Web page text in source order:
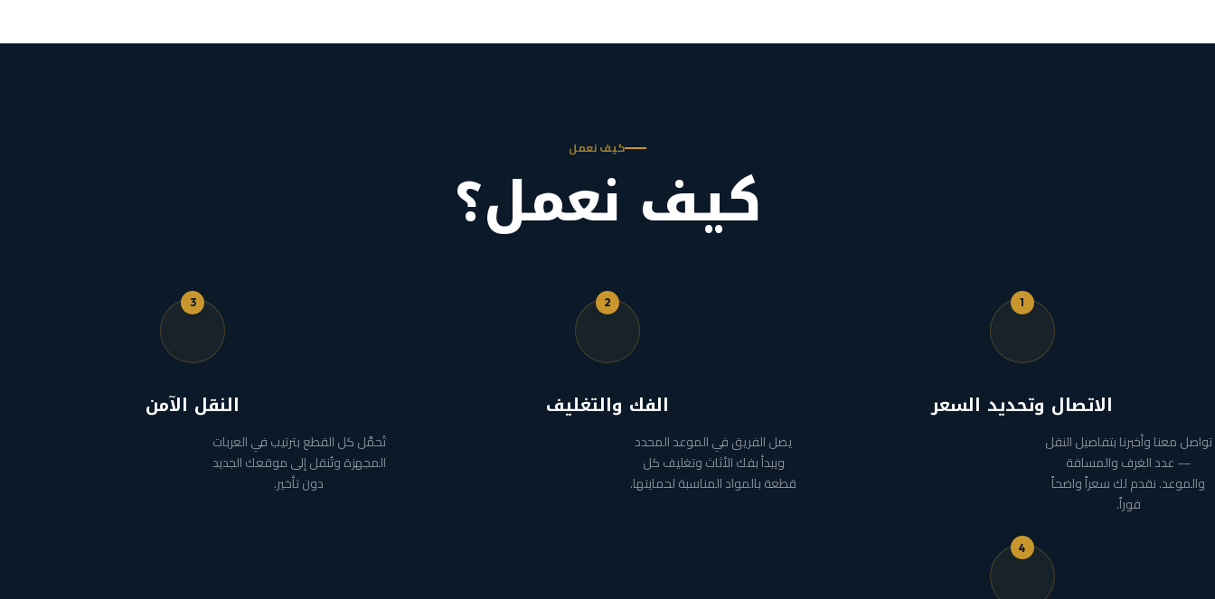
كيف نعمل
كيف نعمل؟
1
الاتصال وتحديد السعر
تواصل معنا وأخبرنا بتفاصيل النقل
— عدد الغرف والمسافة
والموعد. نقدم لك سعراً واضحاً
فوراً.
2
الفك والتغليف
يصل الفريق في الموعد المحدد
ويبدأ بفك الأثاث وتغليف كل
قطعة بالمواد المناسبة لحمايتها.
3
النقل الآمن
تُحمَّل كل القطع بترتيب في العربات
المجهزة وتُنقل إلى موقعك الجديد
دون تأخير.
4